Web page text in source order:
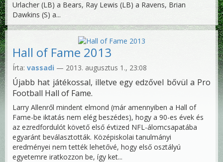
Urlacher (LB) a Bears, Ray Lewis (LB) a Ravens, Brian
Dawkins (S) a...
Hall of Fame 2013
Írta: vassadi — 2013. augusztus 1., 23:08
Újabb hat játékossal, illetve egy edzővel bővül a Pro
Football Hall of Fame.
Larry Allenről mindent elmond (már amennyiben a Hall of
Fame-be iktatás nem elég beszédes), hogy a 90-es évek és
az ezredfordulót követő első évtized NFL-álomcsapatába
egyaránt beválasztották. Középiskolai tanulmányi
eredményei nem tették lehetővé, hogy első osztályú
egyetemre iratkozzon be, így ket...